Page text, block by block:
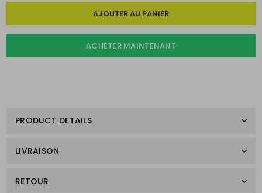
AJOUTER AU PANIER
ACHETER MAINTENANT
PRODUCT DETAILS
LIVRAISON
RETOUR